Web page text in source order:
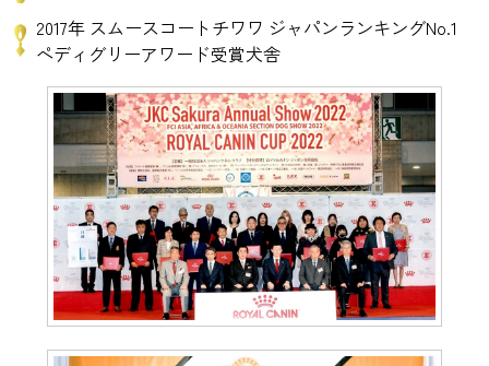
2017年 スムースコートチワワ ジャパンランキングNo.1
ペディグリーアワード受賞犬舎